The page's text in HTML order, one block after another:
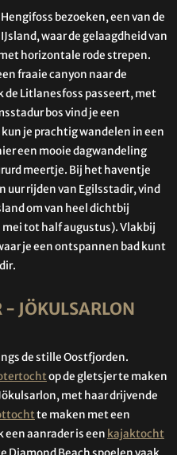
bezoeken, een van de
waar de gelaagdheid van
horizontale rode strepen.
fraaie canyon naar de
de Litlanesfoss passeert, met
bos vind je een
je prachtig wandelen in een
een mooie dagwandeling
meertje. Bij het haventje
uur rijden van Egilsstadir, vind
om van heel dichtbij
tot half augustus). Vlakbij
je een ontspannen bad kunt
- JÖKULSARLON
de stille Oostfjorden.
op de gletsjer te maken
met haar drijvende
te maken met een
een aanrader is een kajaktocht